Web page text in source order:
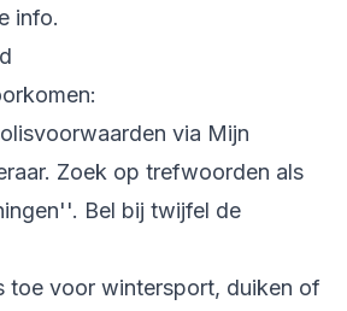
info.
via Mijn
Zoek op trefwoorden als
Bel bij twijfel de
toe voor wintersport, duiken of